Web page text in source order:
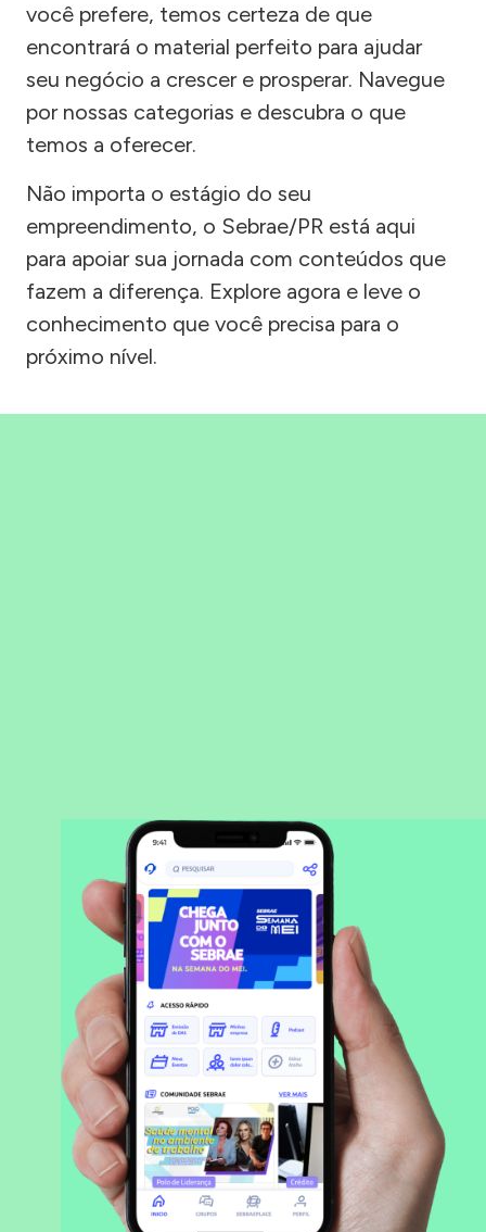
você prefere, temos certeza de que
encontrará o material perfeito para ajudar
seu negócio a crescer e prosperar. Navegue
por nossas categorias e descubra o que
temos a oferecer.
Não importa o estágio do seu
empreendimento, o Sebrae/PR está aqui
para apoiar sua jornada com conteúdos que
fazem a diferença. Explore agora e leve o
conhecimento que você precisa para o
próximo nível.